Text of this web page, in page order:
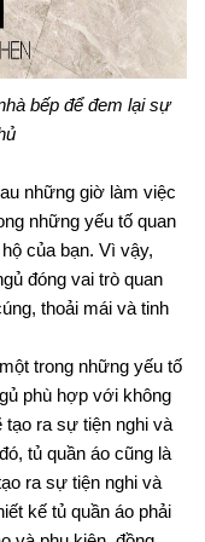
bếp để đem lại sự
những giờ làm việc
những yếu tố quan
của bạn. Vì vậy,
đóng vai trò quan
thoải mái và tinh
trong những yếu tố
phù hợp với không
tạo ra sự tiện nghi và
tủ quần áo cũng là
ra sự tiện nghi và
kế tủ quần áo phải